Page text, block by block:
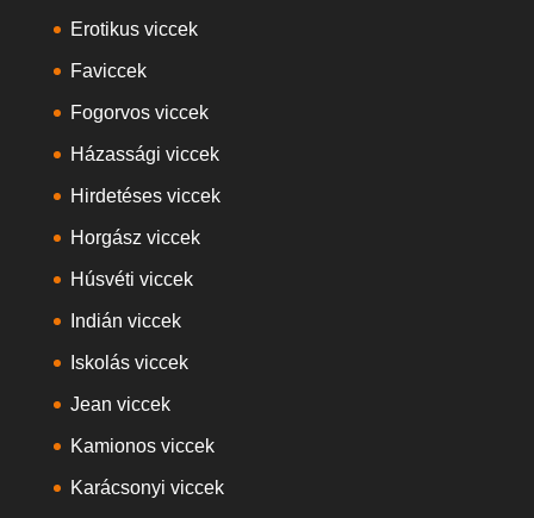
Erotikus viccek
Faviccek
Fogorvos viccek
Házassági viccek
Hirdetéses viccek
Horgász viccek
Húsvéti viccek
Indián viccek
Iskolás viccek
Jean viccek
Kamionos viccek
Karácsonyi viccek